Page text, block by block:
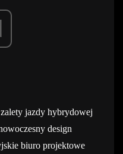
jazdy hybrydowej
design
biuro projektowe